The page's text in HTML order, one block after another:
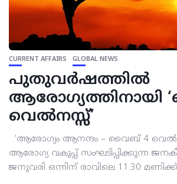
CURRENT AFFAIRS GLOBAL NEWS
പുതുവർഷത്തിൽ
ആരോഗ്യത്തിനായി
വെൽനസ്സ്’
‘ആരോഗ്യം ആനന്ദം – വൈബ് 4
ആരോഗ്യ വകുപ്പ് സംഘടിപ്പിക്കുന്ന
ജനുവരി ഒന്നിന് രാവിലെ 11.30